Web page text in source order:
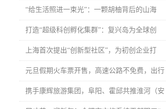
“给生活照进一束光”：一颗胡柚背后的山海
打造“超级科创孵化集群”：复兴岛为全球创
上海首次提出“创新型社区”，为初创企业打
元旦假期火车票开售，高速公路不免费，出行
携手康辉旅游集团，阜阳、霍邱共推淮河（安